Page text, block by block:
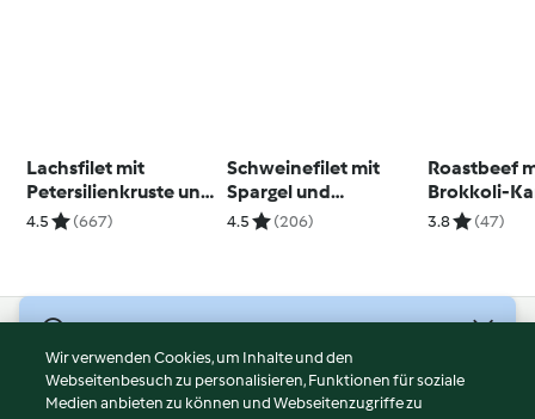
Lachsfilet mit
Petersilienkruste und
Dampfkartoffeln
4.5 (667)
Schweinefilet mit
Spargel und
Prosecco-Sauce
4.5 (206)
Roastbeef
Brokkoli-
Püree
3.8 (47)
Nutzungsbedingungen
Wir verwenden Cookies, um Inhalte und den
Webseitenbesuch zu personalisieren, Funktionen für soziale
Medien anbieten zu können und Webseitenzugriffe zu